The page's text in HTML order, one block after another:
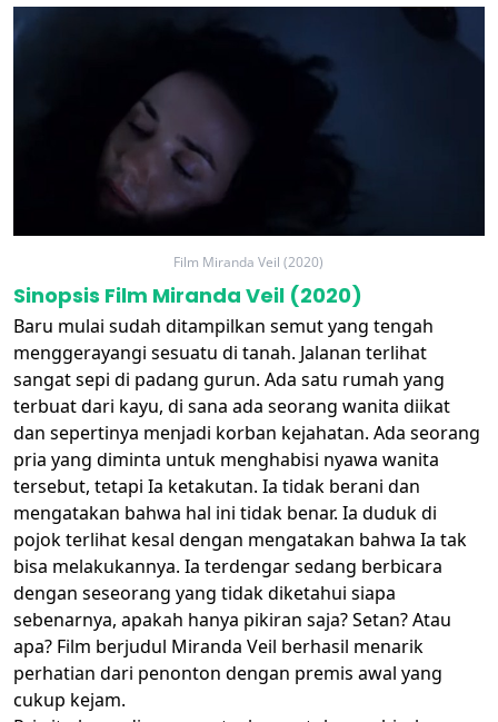
Film Miranda Veil (2020)
Sinopsis Film Miranda Veil (2020)
Baru mulai sudah ditampilkan semut yang tengah
menggerayangi sesuatu di tanah. Jalanan terlihat
sangat sepi di padang gurun. Ada satu rumah yang
terbuat dari kayu, di sana ada seorang wanita diikat
dan sepertinya menjadi korban kejahatan. Ada seorang
pria yang diminta untuk menghabisi nyawa wanita
tersebut, tetapi Ia ketakutan. Ia tidak berani dan
mengatakan bahwa hal ini tidak benar. Ia duduk di
pojok terlihat kesal dengan mengatakan bahwa Ia tak
bisa melakukannya. Ia terdengar sedang berbicara
dengan seseorang yang tidak diketahui siapa
sebenarnya, apakah hanya pikiran saja? Setan? Atau
apa? Film berjudul Miranda Veil berhasil menarik
perhatian dari penonton dengan premis awal yang
cukup kejam.